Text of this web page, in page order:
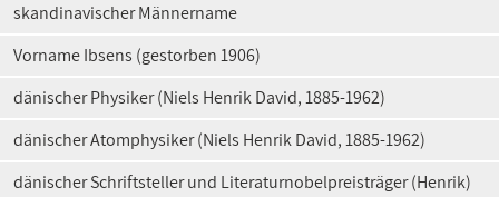
skandinavischer Männername
Vorname Ibsens (gestorben 1906)
dänischer Physiker (Niels Henrik David, 1885-1962)
dänischer Atomphysiker (Niels Henrik David, 1885-1962)
dänischer Schriftsteller und Literaturnobelpreisträger (Henrik)